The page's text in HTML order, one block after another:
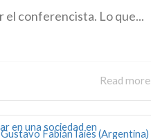
el conferencista. Lo que...
Read more